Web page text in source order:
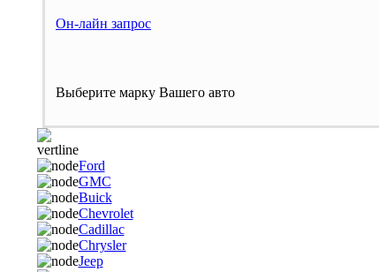
Он-лайн запрос
Выберите марку Вашего авто
Ford
GMC
Buick
Chevrolet
Cadillac
Chrysler
Jeep